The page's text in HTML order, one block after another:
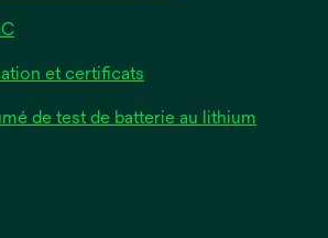
et certificats
de test de batterie au lithium